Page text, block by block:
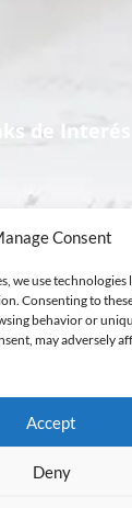
Consent
we use technologies
Consenting to
behavior or
may adversely
Accept
Deny
de Interés